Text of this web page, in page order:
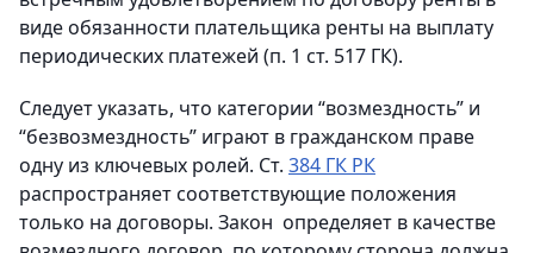
виде обязанности плательщика ренты на выплату
периодических платежей (п. 1 ст. 517 ГК).
Следует указать, что категории “возмездность” и
“безвозмездность” играют в гражданском праве
одну из ключевых ролей. Ст. 384 ГК РК
распространяет соответствующие положения
только на договоры. Закон определяет в качестве